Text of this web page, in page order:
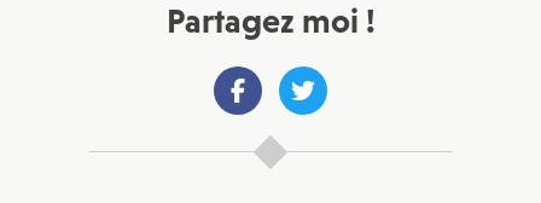
Partagez moi !